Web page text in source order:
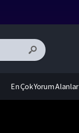
En Çok Yorum Alanlar